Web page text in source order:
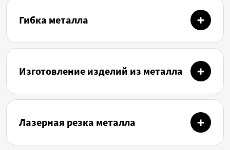
Гибка металла
Изготовление изделий из металла
Лазерная резка металла